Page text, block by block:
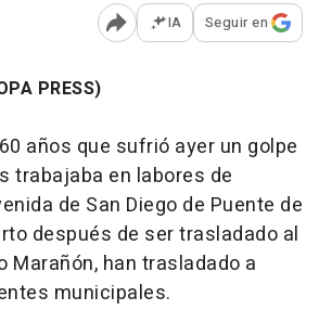
Abrir opciones para
IA Seguir en
PRESS)
años que sufrió ayer un golpe
trabajaba en labores de
de San Diego de Puente de
después de ser trasladado al
Marañón, han trasladado a
municipales.